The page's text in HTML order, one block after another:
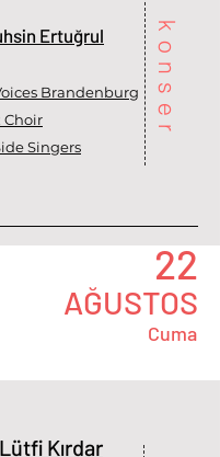
Ertuğrul
Brandenburg
Choir
Singers
konser
22
AĞUSTOS
Cuma
Lütfi Kırdar